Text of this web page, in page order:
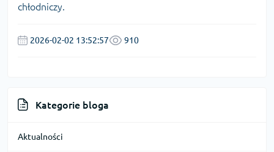
chłodniczy.
2026-02-02 13:52:57 910
Kategorie bloga
Aktualności